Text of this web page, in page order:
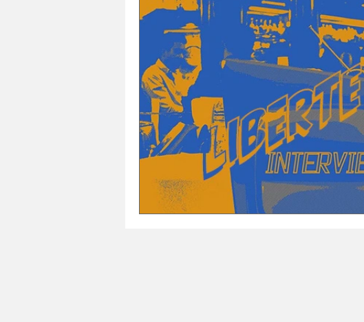
SANTE NATURE ARCHITECTURE
Histoires Séries HISTOIRES VOYAGES